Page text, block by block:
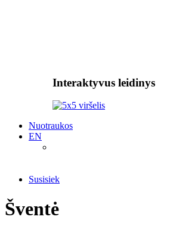
Interaktyvus leidinys
Nuotraukos
EN
Susisiek
Šventė